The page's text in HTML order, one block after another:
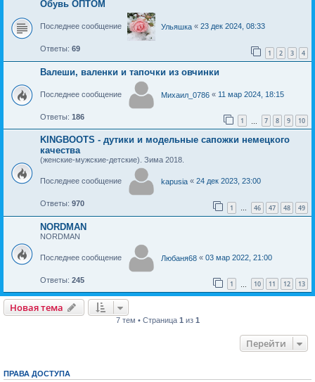
Обувь ОПТОМ
Последнее сообщение Ульяшка « 23 дек 2024, 08:33
Ответы: 69 1 2 3 4
Валеши, валенки и тапочки из овчинки
Последнее сообщение Михаил_0786 « 11 мар 2024, 18:15
Ответы: 186 1 7 8 9 10
KINGBOOTS - дутики и модельные сапожки немецкого
качества
(женские-мужские-детские). Зима 2018.
Последнее сообщение kapusia « 24 дек 2023, 23:00
Ответы: 970 1 … 46 47 48 49
NORDMAN
NORDMAN
Последнее сообщение Любаня68 « 03 мар 2022, 21:00
Ответы: 245 1 10 11 12 13
Новая тема
Новаятема
7 тем • Страница 1из 1
Перейти
ПРАВА ДОСТУПА